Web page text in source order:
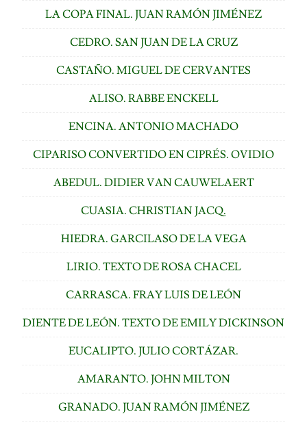
LA COPA FINAL. JUAN RAMÓN JIMÉNEZ
CEDRO. SAN JUAN DE LA CRUZ
CASTAÑO. MIGUEL DE CERVANTES
ALISO. RABBE ENCKELL
ENCINA. ANTONIO MACHADO
CIPARISO CONVERTIDO EN CIPRÉS. OVIDIO
ABEDUL. DIDIER VAN CAUWELAERT
CUASIA. CHRISTIAN JACQ.
HIEDRA. GARCILASO DE LA VEGA
LIRIO. TEXTO DE ROSA CHACEL
CARRASCA. FRAY LUIS DE LEÓN
DIENTE DE LEÓN. TEXTO DE EMILY DICKINSON
EUCALIPTO. JULIO CORTÁZAR.
AMARANTO. JOHN MILTON
GRANADO. JUAN RAMÓN JIMÉNEZ